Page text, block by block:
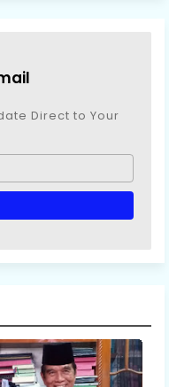
Direct to Your